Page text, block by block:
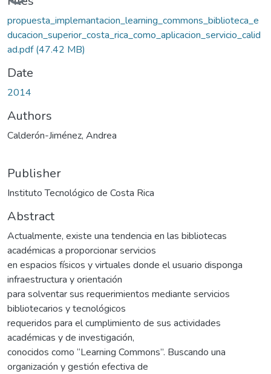
propuesta_implemantacion_learning_commons_biblioteca_e
ducacion_superior_costa_rica_como_aplicacion_servicio_calid
ad.pdf(47.42 MB)
Date
2014
Authors
Calderón-Jiménez, Andrea
Publisher
Instituto Tecnológico de Costa Rica
Abstract
Actualmente, existe una tendencia en las bibliotecas
académicas a proporcionar servicios
en espacios físicos y virtuales donde el usuario disponga
infraestructura y orientación
para solventar sus requerimientos mediante servicios
bibliotecarios y tecnológicos
requeridos para el cumplimiento de sus actividades
académicas y de investigación,
conocidos como “Learning Commons”. Buscando una
organización y gestión efectiva de